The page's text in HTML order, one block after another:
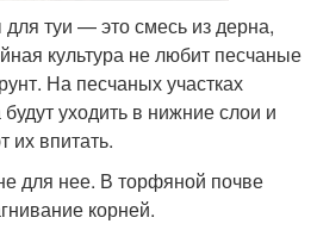
туи — это смесь из дерна,
культура не любит песчаные
На песчаных участках
уходить в нижние слои и
их впитать.
для нее. В торфяной почве
корней.